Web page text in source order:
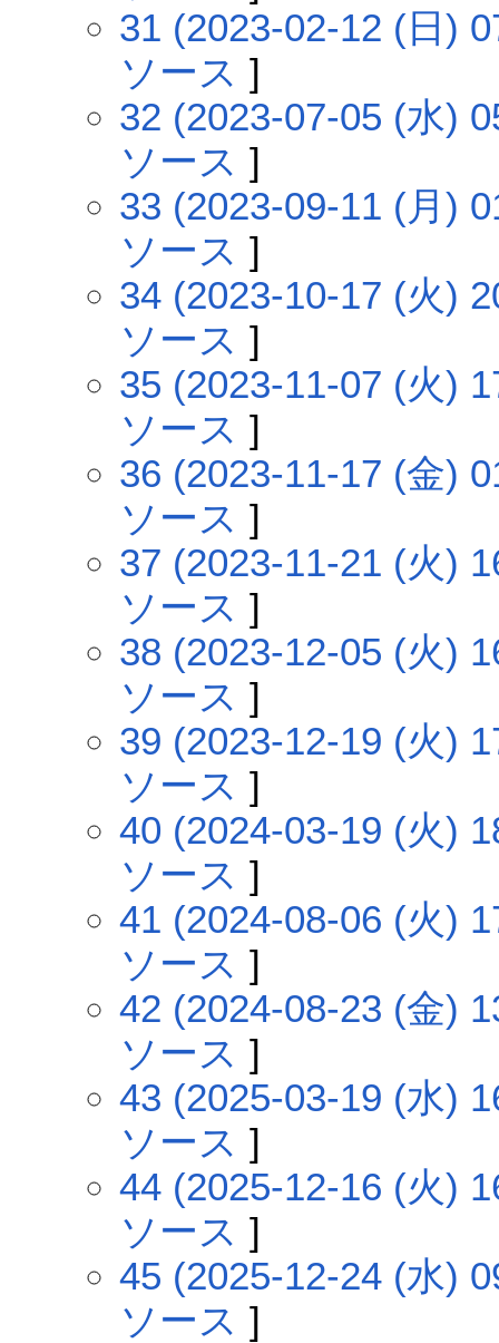
31 (2023-02-12 (日)
ソース ]
32 (2023-07-05 (水)
ソース ]
33 (2023-09-11 (月)
ソース ]
34 (2023-10-17 (火)
ソース ]
35 (2023-11-07 (火)
ソース ]
36 (2023-11-17 (金)
ソース ]
37 (2023-11-21 (火)
ソース ]
38 (2023-12-05 (火)
ソース ]
39 (2023-12-19 (火)
ソース ]
40 (2024-03-19 (火)
ソース ]
41 (2024-08-06 (火)
ソース ]
42 (2024-08-23 (金)
ソース ]
43 (2025-03-19 (水)
ソース ]
44 (2025-12-16 (火)
ソース ]
45 (2025-12-24 (水)
ソース ]